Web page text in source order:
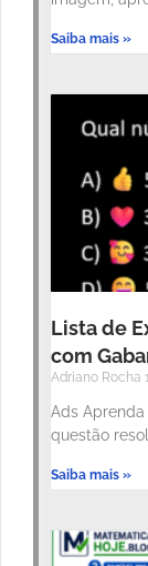
Saiba mais »
Lista de
com
Adriano Rocha
Ads
questão
Saiba mais »